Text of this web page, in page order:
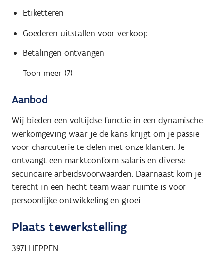
Etiketteren
Goederen uitstallen voor verkoop
Betalingen ontvangen
Toon meer (7)
Aanbod
Wij bieden een voltijdse functie in een dynamische
werkomgeving waar je de kans krijgt om je passie
voor charcuterie te delen met onze klanten. Je
ontvangt een marktconform salaris en diverse
secundaire arbeidsvoorwaarden. Daarnaast kom je
terecht in een hecht team waar ruimte is voor
persoonlijke ontwikkeling en groei.
Plaats tewerkstelling
3971 HEPPEN